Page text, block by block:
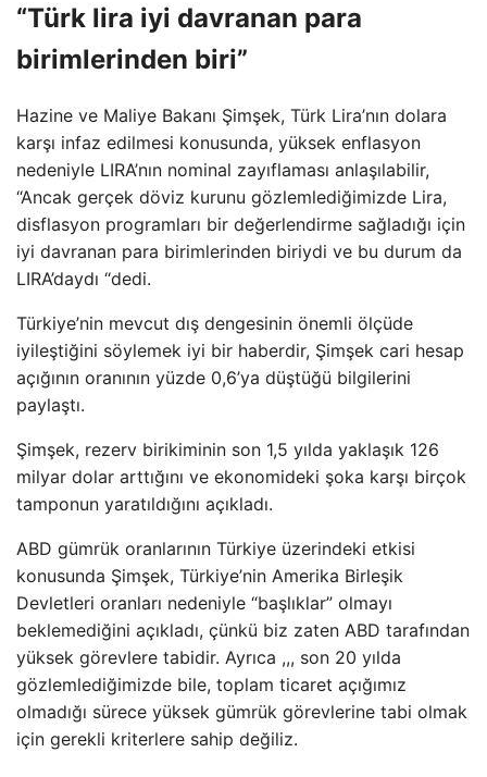
“Türk lira iyi davranan para
birimlerinden biri”
Hazine ve Maliye Bakanı Şimşek, Türk Lira’nın dolara
karşı infaz edilmesi konusunda, yüksek enflasyon
nedeniyle LIRA’nın nominal zayıflaması anlaşılabilir,
“Ancak gerçek döviz kurunu gözlemlediğimizde Lira,
disflasyon programları bir değerlendirme sağladığı için
iyi davranan para birimlerinden biriydi ve bu durum da
LIRA’daydı “dedi.
Türkiye’nin mevcut dış dengesinin önemli ölçüde
iyileştiğini söylemek iyi bir haberdir, Şimşek cari hesap
açığının oranının yüzde 0,6’ya düştüğü bilgilerini
paylaştı.
Şimşek, rezerv birikiminin son 1,5 yılda yaklaşık 126
milyar dolar arttığını ve ekonomideki şoka karşı birçok
tamponun yaratıldığını açıkladı.
ABD gümrük oranlarının Türkiye üzerindeki etkisi
konusunda Şimşek, Türkiye’nin Amerika Birleşik
Devletleri oranları nedeniyle “başlıklar” olmayı
beklemediğini açıkladı, çünkü biz zaten ABD tarafından
yüksek görevlere tabidir. Ayrıca ,,, son 20 yılda
gözlemlediğimizde bile, toplam ticaret açığımız
olmadığı sürece yüksek gümrük görevlerine tabi olmak
için gerekli kriterlere sahip değiliz.